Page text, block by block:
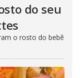
do seu
o rosto do bebê